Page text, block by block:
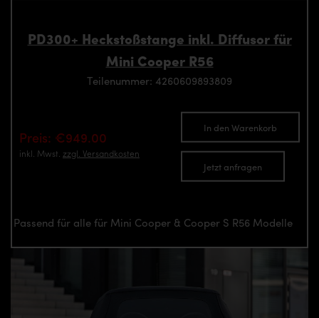
PD300+ Heckstoßstange inkl. Diffusor für
Mini Cooper R56
Teilenummer: 4260609893809
Preis: €949.00
inkl. Mwst. zzgl. Versandkosten
In den Warenkorb
Jetzt anfragen
Passend für alle für Mini Cooper & Cooper S R56 Modelle